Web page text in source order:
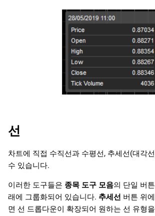
선
차트에 직접 수직선과 수평선, 추세선(대각
수 있습니다.
이러한 도구들은 종목 도구 모음의 단일 버
래에 그룹화되어 있습니다. 추세선 버튼 위
면 선 드롭다운이 확장되어 원하는 선 유형